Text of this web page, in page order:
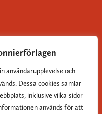
användarupplevelse och
Dessa cookies samlar
inklusive vilka sidor
används för att